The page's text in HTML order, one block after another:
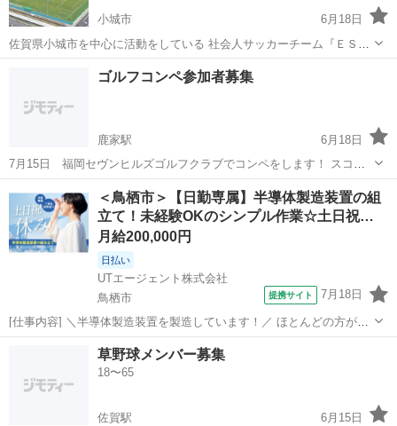
小城市
6月18日
佐賀県小城市を中心に活動をしている 社会人サッカーチーム『ＥＳＴ
ＲＥＬＡシニア』（エストレーラシニア）です。 チーム強化のため、
33歳前後～50代のサッカー経験者を募集しています。 なお、経験者で
ゴルフコンペ参加者募集
鹿家駅
6月18日
7月15日 福岡セヴンヒルズゴルフクラブでコンペをします！ スコア
は80〜120と幅広いので初心者の方でも参加しやすいかと思います。
気になる方は問い合わせ下さい！
鹿家駅 ゴルフ
＜鳥栖市＞【日勤専属】半導体製造装置の組
立て！未経験OKのシンプル作業☆土日祝…
月給200,000円
日払い
UTエージェント株式会社
鳥栖市
提携サイト 7月18日
[仕事内容] ＼半導体製造装置を製造しています！／ ほとんどの方が未
経験からのスタート☆ お任せするのは、 半導体製造装置の組立て作
ら作業するのが好きな...
鳥栖市 工場
草野球メンバー募集
18〜65
佐賀駅
6月15日